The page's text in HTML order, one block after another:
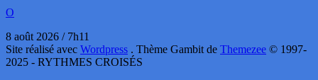
O
8 août 2026 / 7h11
Site réalisé avec Wordpress . Thème Gambit de Themezee © 1997-
2025 - RYTHMES CROISÉS